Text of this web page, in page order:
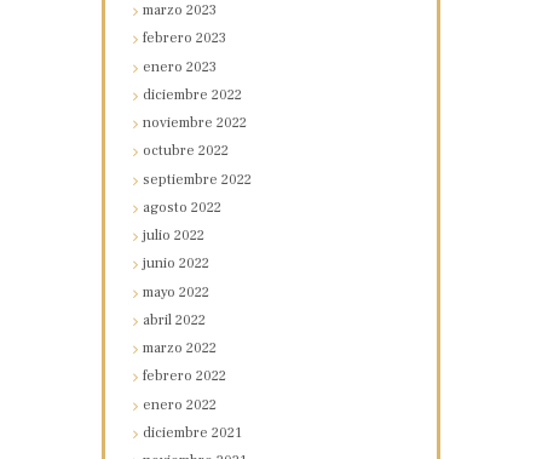
marzo2023
febrero2023
enero2023
diciembre2022
noviembre2022
octubre2022
septiembre2022
agosto2022
julio2022
junio2022
mayo2022
abril2022
marzo2022
febrero2022
enero2022
diciembre2021